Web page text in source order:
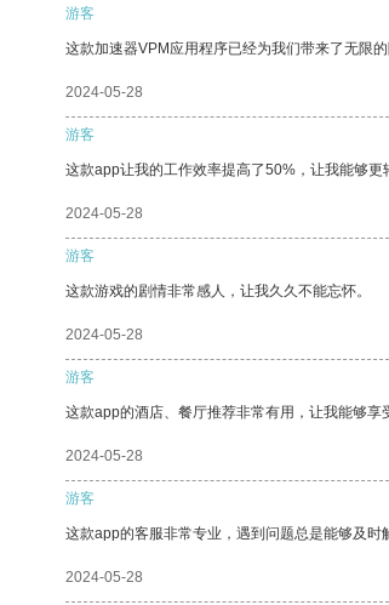
游客
这款加速器VPM应用程序已经为我们带来了无限的
2024-05-28
游客
这款app让我的工作效率提高了50%，让我能够更
2024-05-28
游客
这款游戏的剧情非常感人，让我久久不能忘怀。
2024-05-28
游客
这款app的酒店、餐厅推荐非常有用，让我能够享
2024-05-28
游客
这款app的客服非常专业，遇到问题总是能够及时
2024-05-28